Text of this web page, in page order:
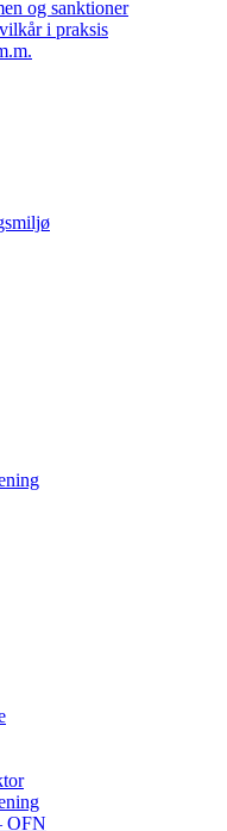
og sanktioner
i praksis
OFN